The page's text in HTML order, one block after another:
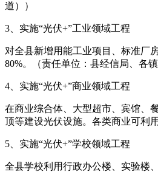
道））
3、实施“光伏+”工业领域工程
对全县新增用能工业项目、标准厂
80%。（责任单位：县经信局、各镇
4、实施“光伏+”商业领域工程
在商业综合体、大型超市、宾馆、
顶等建设光伏设施。各类商业可利
5、实施“光伏+”学校领域工程
全县学校利用行政办公楼、实验楼